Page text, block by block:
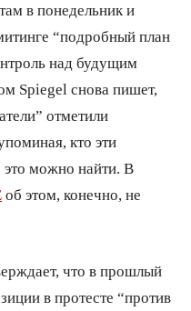
в понедельник и
“подробный план
над будущим
Spiegel снова пишет,
отметили
кто эти
это можно найти. В
об этом, конечно, не
что в прошлый
в протесте “против